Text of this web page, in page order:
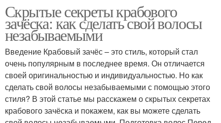
крабовыми палочками
Крабовая паста
Канапе с крабовыми
палочками
Палочки с орехами
Шарики с плавленым
Шарики с твердым
Скрытые секреты крабового
зачёска: как сделать свой волосы
незабываемыми
Введение Крабовый зачёс – это стиль, который стал
очень популярным в последнее время. Он отличается
своей оригинальностью и индивидуальностью. Но как
сделать свой волосы незабываемыми с помощью этого
стиля? В этой статье мы расскажем о скрытых секретах
крабового зачёска и покажем, как вы можете сделать